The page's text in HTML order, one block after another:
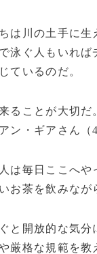
は川の土手に生
泳ぐ人もいれ
ているのだ。
来ることが大切
ン・ギアさん（
は毎日ここへや
お茶を飲みなが
と開放的な気分
厳格な規範を教